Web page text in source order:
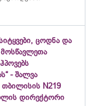
ცოდნა და
- შალვა
N219
დირექტორი